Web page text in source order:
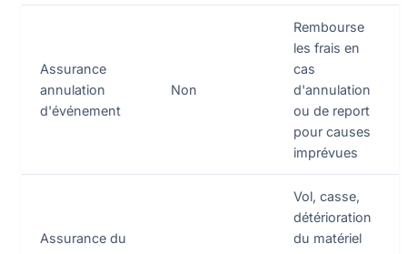
Assurance
annulation
d'événement
Non
Rembourse
les frais en
cas
d'annulation
ou de report
pour causes
imprévues
Assurance du
Vol, casse,
détérioration
du matériel